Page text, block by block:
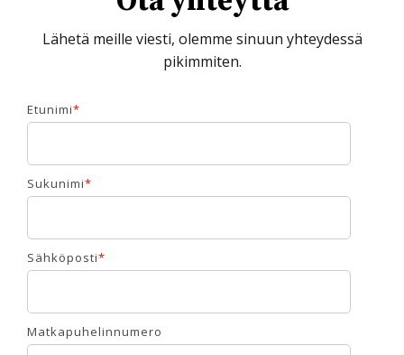
Lähetä meille viesti, olemme sinuun yhteydessä
pikimmiten.
Etunimi*
Sukunimi*
Sähköposti*
Matkapuhelinnumero